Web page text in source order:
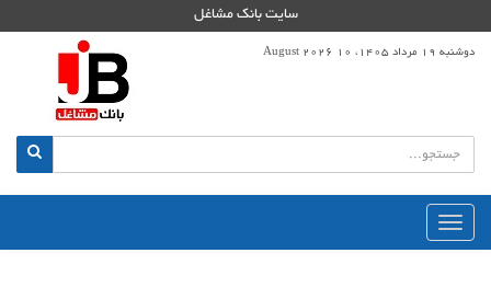
سایت بانک مشاغل
دوشنبه 19 مرداد 1405، 10 August 2026
منوی
اصلی